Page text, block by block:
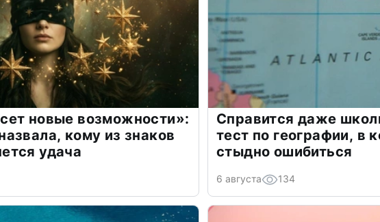
новые возможности»:
кому из знаков
удача
Справится даже
тест по географии, в
стыдно ошибиться
6 августа 134